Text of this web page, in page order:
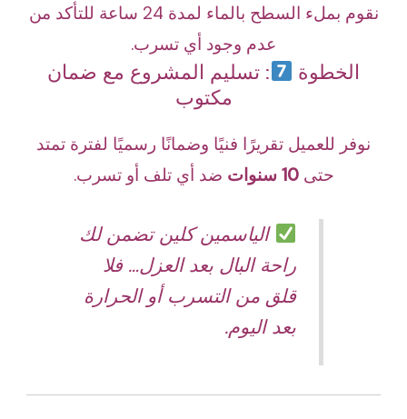
نقوم بملء السطح بالماء لمدة 24 ساعة للتأكد من
عدم وجود أي تسرب.
الخطوة
: تسليم المشروع مع ضمان
مكتوب
نوفر للعميل تقريرًا فنيًا وضمانًا رسميًا لفترة تمتد
حتى10 سنوات ضد أي تلف أو تسرب.
الياسمين كلين تضمن لك
راحة البال بعد العزل… فلا
قلق من التسرب أو الحرارة
بعد اليوم.